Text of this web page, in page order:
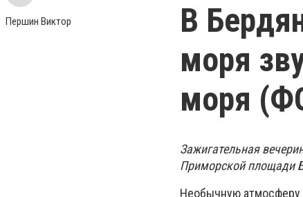
Першин Виктор
В
моря
моря
Зажигательная
Приморской площади
Необычную атмосферу